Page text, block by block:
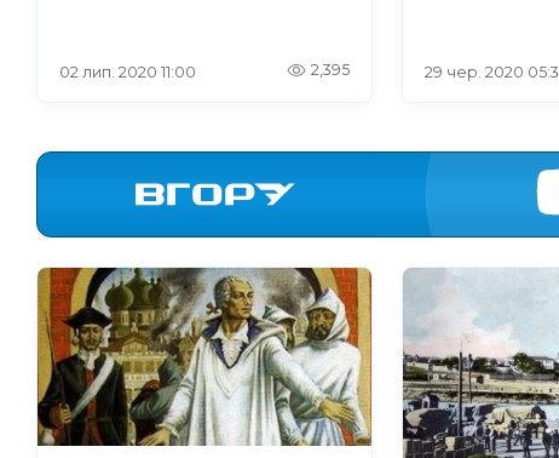
02 лип. 2020 11:00 2,395 29 чер. 2020